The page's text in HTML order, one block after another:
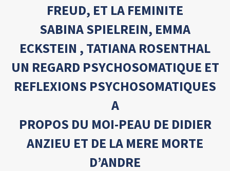
FREUD, ET LA FEMINITE
SABINA SPIELREIN, EMMA
ECKSTEIN , TATIANA ROSENTHAL
UN REGARD PSYCHOSOMATIQUE ET
REFLEXIONS PSYCHOSOMATIQUES
A
PROPOS DU MOI-PEAU DE DIDIER
ANZIEU ET DE LA MERE MORTE
D’ANDRE